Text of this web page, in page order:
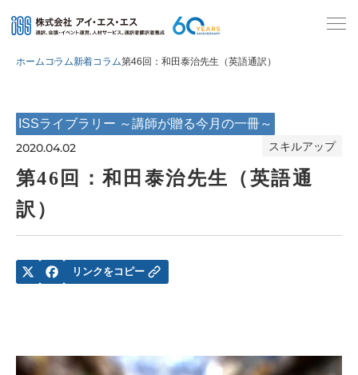
ホームコラム新着コラム第46回：和田泰治先生（英語通訳）
ISSライブラリー ～講師が贈る今月の一冊～
2020.04.02 スキルアップ
第46回：和田泰治先生（英語通
訳）
リンクをコピー